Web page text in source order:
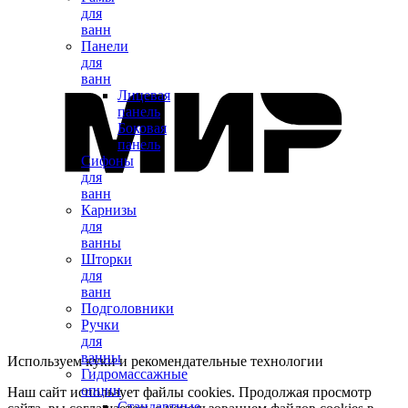
для
ванн
Панели
для
ванн
Лицевая
панель
Боковая
панель
Сифоны
для
ванн
Карнизы
для
ванны
Шторки
для
ванн
Подголовники
Ручки
для
ванны
Гидромассажные
опции
Используем куки и рекомендательные технологии
Наш сайт использует файлы cookies. Продолжая просмотр